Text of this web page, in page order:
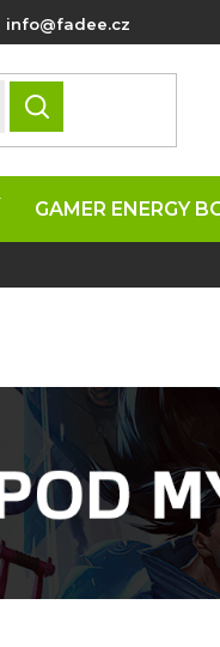
info@fadee.cz
HLEDAT
GAMER ENERGY